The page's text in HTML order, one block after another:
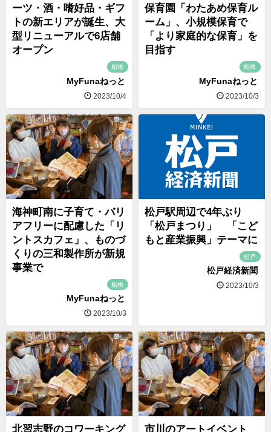
ーツ・酒・嗜好品・ギフ
トの新エリアが誕生、大
型リニューアルで6店舗
オープン
船橋
MyFunaねっと
2023/10/4
保育園「わたあめ保育ル
ーム」、小規模保育で
「より家庭的な保育」を
目指す
船橋
MyFunaねっと
2023/10/3
海神町南に子育て・バリ
アフリーに配慮した「リ
ントスカフェ」、ものづ
くりの三和製作所が新規
事業で
船橋
MyFunaねっと
2023/10/3
松戸駅周辺で4年ぶり
「松戸まつり」 「こど
もと産業振興」テーマに
松戸
松戸経済新聞
2023/10/3
北習志野のコワーキング
市川のアートイベント